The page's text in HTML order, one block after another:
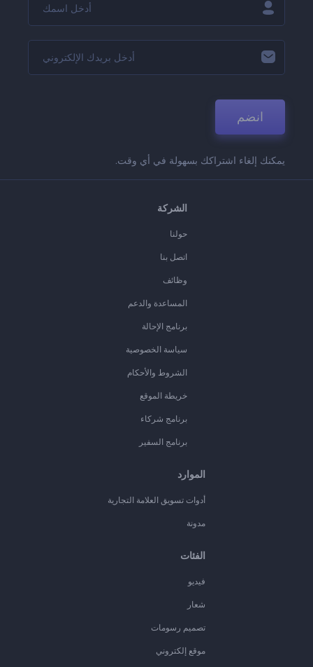
انضم
يمكنك إلغاء اشتراكك بسهولة في أي وقت.
الشركة
حولنا
اتصل بنا
وظائف
المساعدة والدعم
برنامج الإحالة
سياسة الخصوصية
الشروط والأحكام
خريطة الموقع
برنامج شركاء
برنامج السفير
الموارد
أدوات تسويق العلامة التجارية
مدونة
الفئات
فيديو
شعار
تصميم رسومات
موقع إلكتروني